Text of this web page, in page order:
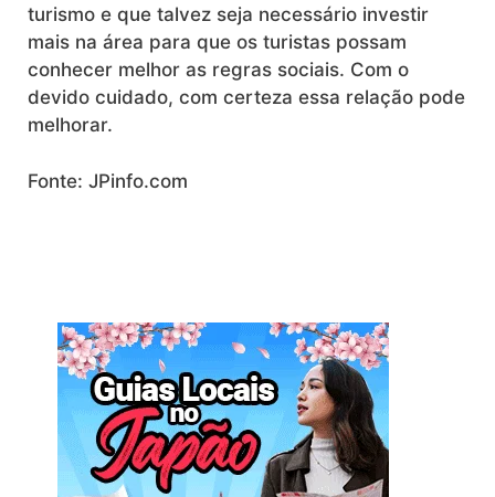
turismo e que talvez seja necessário investir
mais na área para que os turistas possam
conhecer melhor as regras sociais. Com o
devido cuidado, com certeza essa relação pode
melhorar.
Fonte: JPinfo.com